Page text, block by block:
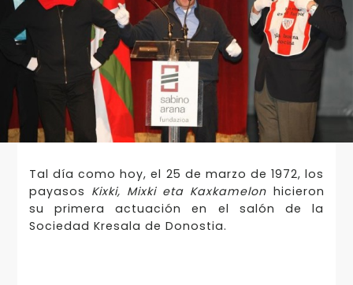
Tal día como hoy, el 25 de marzo de 1972, los
payasos Kixki, Mixki eta Kaxkamelon hicieron
su primera actuación en el salón de la
Sociedad Kresala de Donostia.